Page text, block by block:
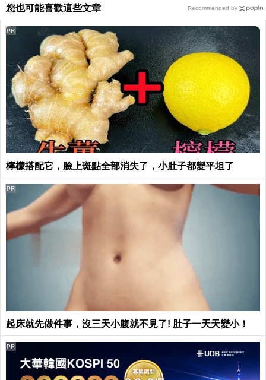
您也可能喜歡這些文章
檸檬搭配它，臉上斑點全部消失了，小肚子都變平坦了
PR
起床就先做件事，沒三天小腹就不見了! 肚子一天天變小！
PR
PR
Recommended by